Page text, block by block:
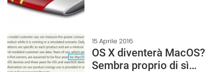
15 Aprile 2016
OS X diventerà MacOS?
Sembra proprio di sì…